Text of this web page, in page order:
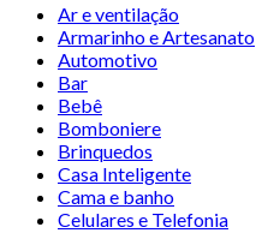
Ar e ventilação
Armarinho e Artesanato
Automotivo
Bar
Bebê
Bomboniere
Brinquedos
Casa Inteligente
Cama e banho
Celulares e Telefonia